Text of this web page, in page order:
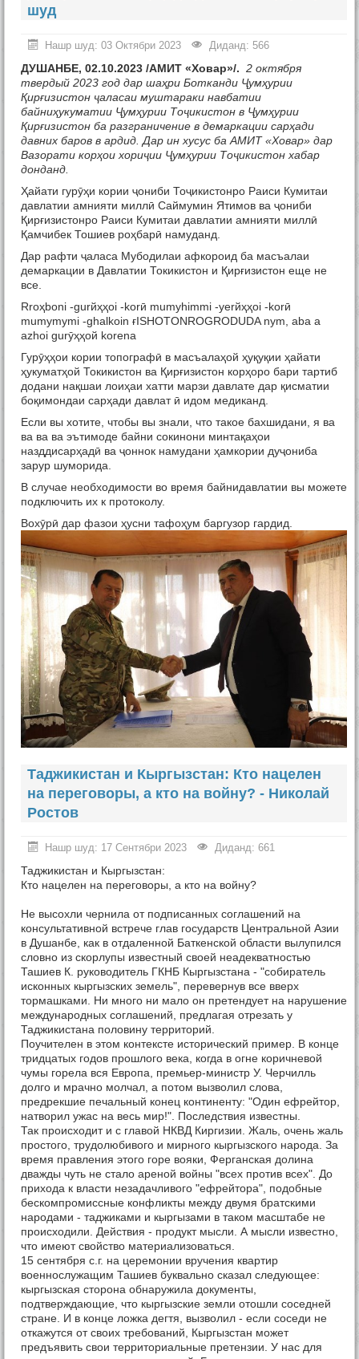
шуд
Нашр шуд: 03 Октябри 2023 Диданд: 566
ДУШАНБЕ, 02.10.2023 /АМИТ «Ховар»/. 2 октября
твердый 2023 год дар шаҳри Ботканди Ҷумҳурии
Қирғизистон ҷаласаи муштараки навбатии
байниҳукуматии Ҷумҳурии Тоҷикистон в Ҷумҳурии
Қирғизистон ба разграничение в демаркации сарҳади
давних баров в ардид. Дар ин хусус ба АМИТ «Ховар» дар
Вазорати корҳои хориҷии Ҷумҳурии Тоҷикистон хабар
донданд.
Ҳайати гурӯҳи кории ҷониби Тоҷикистонро Раиси Кумитаи
давлатии амнияти миллӣ Саймумин Ятимов ва ҷониби
Қирғизистонро Раиси Кумитаи давлатии амнияти миллӣ
Қамчибек Тошиев роҳбарӣ намуданд.
Дар рафти ҷаласа Мубодилаи афкороид ба масъалаи
демаркации в Давлатии Токикистон и Қирғизистон еще не
все.
Rroҳboni -gurйҳҳoi -korӣ mumyhimmi -yerйҳҳoi -korӣ
mumymymi -ghalkoin ғISHOTONROGRODUDA nym, aba a
azhoi gurӯҳҳoй korena
Гурӯҳҳои кории топографӣ в масъалаҳой ҳуқуқии ҳайати
ҳукуматҳой Токикистон ва Қирғизистон корҳоро бари тартиб
додани нақшаи лоиҳаи хатти марзи давлате дар қисматии
боқимондаи сарҳади давлат ӣ идом медиканд.
Если вы хотите, чтобы вы знали, что такое бахшидани, я ва
ва ва ва эътимоде байни сокинони минтақаҳои
назддисарҳадӣ ва ҷоннок намудани ҳамкории дуҷониба
зарур шуморида.
В случае необходимости во время байнидавлатии вы можете
подключить их к протоколу.
Вохӯрӣ дар фазои ҳусни тафоҳум баргузор гардид.
Таджикистан и Кыргызстан: Кто нацелен
на переговоры, а кто на войну? - Николай
Ростов
Нашр шуд: 17 Сентябри 2023 Диданд: 661
Таджикистан и Кыргызстан:
Кто нацелен на переговоры, а кто на войну?
Не высохли чернила от подписанных соглашений на
консультативной встрече глав государств Центральной Азии
в Душанбе, как в отдаленной Баткенской области вылупился
словно из скорлупы известный своей неадекватностью
Ташиев К. руководитель ГКНБ Кыргызстана - "собиратель
исконных кыргызских земель", перевернув все вверх
тормашками. Ни много ни мало он претендует на нарушение
международных соглашений, предлагая отрезать у
Таджикистана половину территорий.
Поучителен в этом контексте исторический пример. В конце
тридцатых годов прошлого века, когда в огне коричневой
чумы горела вся Европа, премьер-министр У. Черчилль
долго и мрачно молчал, а потом вызволил слова,
предрекшие печальный конец континенту: "Один ефрейтор,
натворил ужас на весь мир!". Последствия известны.
Так происходит и с главой НКВД Киргизии. Жаль, очень жаль
простого, трудолюбивого и мирного кыргызского народа. За
время правления этого горе вояки, Ферганская долина
дважды чуть не стало ареной войны "всех против всех". До
прихода к власти незадачливого "ефрейтора", подобные
бескомпромиссные конфликты между двумя братскими
народами - таджиками и кыргызами в таком масштабе не
происходили. Действия - продукт мысли. А мысли известно,
что имеют свойство материализоваться.
15 сентября с.г. на церемонии вручения квартир
военнослужащим Ташиев буквально сказал следующее:
кыргызская сторона обнаружила документы,
подтверждающие, что кыргызские земли отошли соседней
стране. И в конце ложка дегтя, вызволил - если соседи не
откажутся от своих требований, Кыргызстан может
предъявить свои территориальные претензии. У нас для